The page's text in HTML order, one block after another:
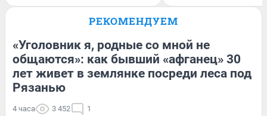
РЕКОМЕНДУЕМ
«Уголовник я, родные со мной не
общаются»: как бывший «афганец» 30
лет живет в землянке посреди леса под
Рязанью
4 часа 3 452 1